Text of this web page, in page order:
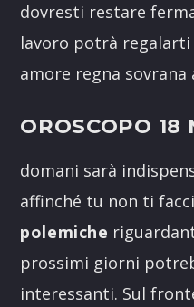
dovresti restare
lavoro potrà regalarti
amore regna sovrana
OROSCOPO 18
domani sarà
affinché tu non ti
polemiche
prossimi giorni
interessanti. Sul